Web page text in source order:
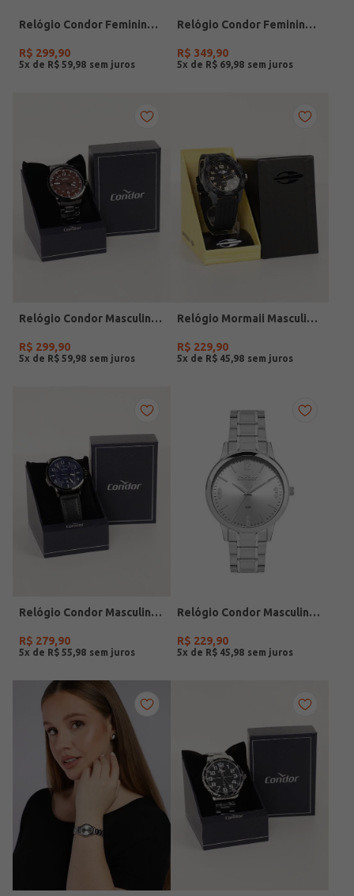
Relógio Condor Feminino DOURADO
R$ 299,90
5x de R$ 59 98
Relógio Condor Feminino DOURADO
R$ 349,90
5x de R$ 69 98
Relógio Condor Masculino PRETO
R$ 299,90
5x de R$ 59 98
Relógio Mormaii Masculino PRETO
R$ 229,90
5x de R$ 45 98
Relógio Condor Masculino PRETO
R$ 279,90
5x de R$ 55 98
Relógio Condor Masculino PRATA
R$ 229,90
5x de R$ 45 98